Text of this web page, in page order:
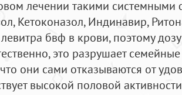
лечении такими
Кетоконазол, Индинавир,
бвф в крови, поэтому дозу
это разрушает
они сами отказываются от
высокой половой